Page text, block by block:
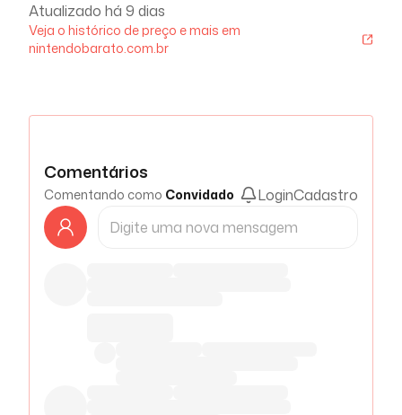
Atualizado há 9 dias
Veja o histórico de preço e mais em
nintendobarato.com.br
Comentários
Comentando como Convidado LoginCadastro